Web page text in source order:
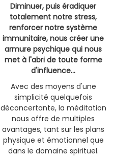
Diminuer, puis éradiquer
totalement notre stress,
renforcer notre système
immunitaire, nous créer une
armure psychique qui nous
met à l'abri de toute forme
d'influence…
Avec des moyens d'une
simplicité quelquefois
déconcertante, la méditation
nous offre de multiples
avantages, tant sur les plans
physique et émotionnel que
dans le domaine spirituel.